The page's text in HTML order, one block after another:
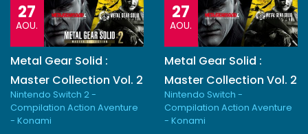
27
AOU.
Metal Gear Solid :
Master Collection Vol. 2
Nintendo Switch 2 -
Compilation Action Aventure
- Konami
27
AOU.
Metal Gear Solid :
Master Collection Vol. 2
Nintendo Switch -
Compilation Action Aventure
- Konami